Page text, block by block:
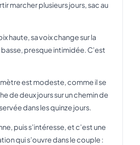
marcher plusieurs jours, sac au
haute, sa voix change sur la
presque intimidée. C’est
est modeste, comme il se
de deux jours sur un chemin de
dans les quinze jours.
puis s’intéresse, et c’est une
qui s’ouvre dans le couple :